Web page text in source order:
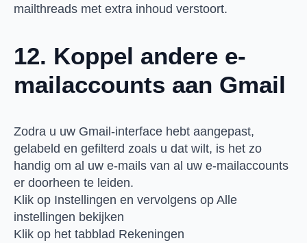
mailthreads met extra inhoud verstoort.
12. Koppel andere e-
mailaccounts aan Gmail
Zodra u uw Gmail-interface hebt aangepast,
gelabeld en gefilterd zoals u dat wilt, is het zo
handig om al uw e-mails van al uw e-mailaccounts
er doorheen te leiden.
Klik op Instellingen en vervolgens op Alle
instellingen bekijken
Klik op het tabblad Rekeningen